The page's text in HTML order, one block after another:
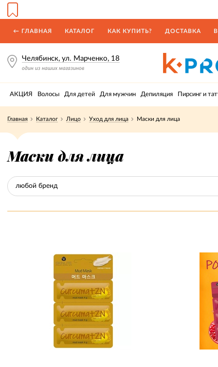
← ГЛАВНАЯ КАТАЛОГ КАК КУПИТЬ? ДОСТАВКА
Челябинск, ул. Марченко, 18
один из наших магазинов
АКЦИЯ Волосы Для детей Для мужчин Депиляция Пирсинг и
Главная Каталог Лицо Уход для лица Маски для лица
Маски для лица
любой бренд